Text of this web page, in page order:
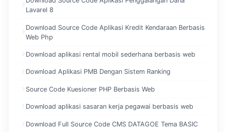
Lavarel 8
Download Source Code Aplikasi Kredit Kendaraan Berbasis
Web Php
Download aplikasi rental mobil sederhana berbasis web
Download Aplikasi PMB Dengan Sistem Ranking
Source Code Kuesioner PHP Berbasis Web
Download aplikasi sasaran kerja pegawai berbasis web
Download Full Source Code CMS DATAGOE Tema BASIC